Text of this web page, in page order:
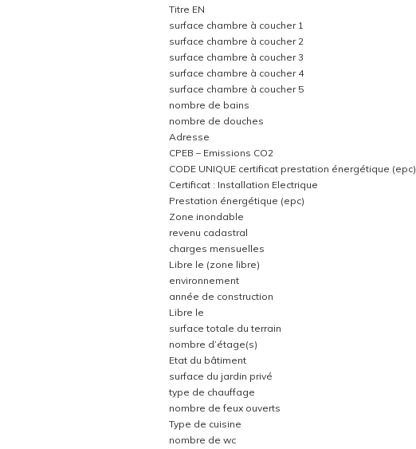
Titre EN
surface chambre à coucher 1
surface chambre à coucher 2
surface chambre à coucher 3
surface chambre à coucher 4
surface chambre à coucher 5
nombre de bains
nombre de douches
Adresse
CPEB – Emissions CO2
CODE UNIQUE certificat prestation énergétique (epc)
Certificat : Installation Electrique
Prestation énergétique (epc)
Zone inondable
revenu cadastral
charges mensuelles
Libre le (zone libre)
environnement
année de construction
Libre le
surface totale du terrain
nombre d’étage(s)
Etat du bâtiment
surface du jardin privé
type de chauffage
nombre de feux ouverts
Type de cuisine
nombre de wc